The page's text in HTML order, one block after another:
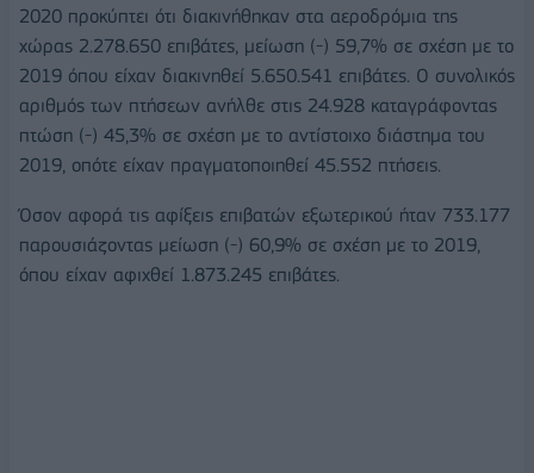
2020 προκύπτει ότι διακινήθηκαν στα αεροδρόμια της
χώρας 2.278.650 επιβάτες, μείωση (-) 59,7% σε σχέση με το
2019 όπου είχαν διακινηθεί 5.650.541 επιβάτες. Ο συνολικός
αριθμός των πτήσεων ανήλθε στις 24.928 καταγράφοντας
πτώση (-) 45,3% σε σχέση με το αντίστοιχο διάστημα του
2019, οπότε είχαν πραγματοποιηθεί 45.552 πτήσεις.
Όσον αφορά τις αφίξεις επιβατών εξωτερικού ήταν 733.177
παρουσιάζοντας μείωση (-) 60,9% σε σχέση με το 2019,
όπου είχαν αφιχθεί 1.873.245 επιβάτες.